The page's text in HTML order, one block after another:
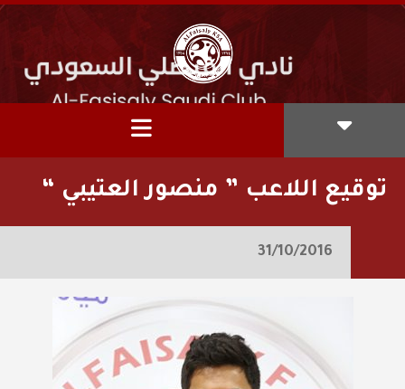
توقيع اللاعب ” منصور العتيبي “
31/10/2016